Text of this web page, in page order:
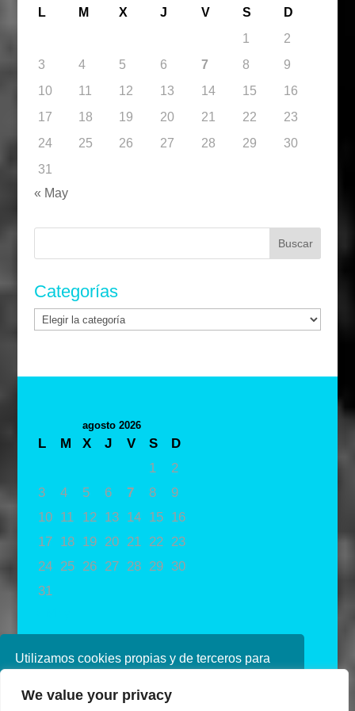
Utilizamos cookies propias y de terceros para
navegando, consideramos que acepta su uso.
We value your privacy
L M X J V S
D
1
2
3
4 5 6 7 8
9
10
11 12 13 14 15
16
17
18 19 20 21 22
23
24
25 26 27 28 29
30
31
« May
Buscar:
Categorías
Categorías
agosto 2026
L M X J V S
D
1
2
3
4 5 6 7 8
9
10
11 12 13 14 15
16
17
18 19 20 21 22
23
24
25 26 27 28 29 30
31